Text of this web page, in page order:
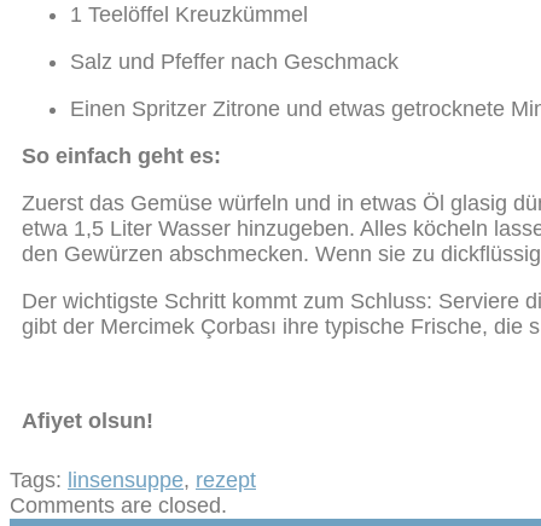
1 Teelöffel Kreuzkümmel
Salz und Pfeffer nach Geschmack
Einen Spritzer Zitrone und etwas getrocknete
So einfach geht es:
Zuerst das Gemüse würfeln und in etwas Öl glasig
etwa 1,5 Liter Wasser hinzugeben. Alles köcheln
den Gewürzen abschmecken. Wenn sie zu
Der wichtigste Schritt kommt zum Schluss: Serviere
gibt der Mercimek Çorbası ihre typische Frische, die
Afiyet olsun!
Tags: linsensuppe, rezept
Comments are closed.